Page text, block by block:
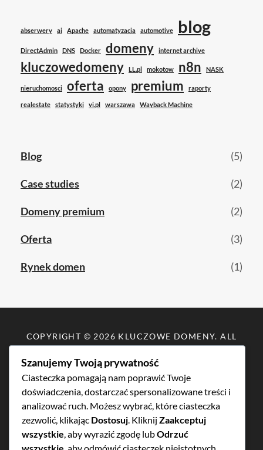
abserwery ai Apache automatyzacja automotive blog
DirectAdmin DNS Docker domeny internet archive
kluczowedomeny LL.pl mokotow n8n NASK
nieruchomosci oferta opony premium raporty
realestate statystyki vi.pl warszawa Wayback Machine
Blog (5)
Case studies (2)
Domeny premium (2)
Oferta (3)
Rynek domen (1)
COPYRIGHT © 2026 KLUCZOWE DOMENY. ALL
ABSERWERY.PL
SKUP DOMEN, WYCENA DOMEN,
DOMENY PREMIUM, BROKER
DOMEN, DOMENY DLA BIZNESU,
DOMENY DLA FIRM.
Szanujemy Twoją prywatność
Ciasteczka pomagają nam poprawić Twoje
doświadczenia, dostarczać spersonalizowane treści i
analizować ruch. Możesz wybrać, które ciasteczka
zezwolić, klikając Dostosuj . Kliknij Zaakceptuj
wszystkie , aby wyrazić zgodę lubOdrzuć
wszystkie , aby odmówić ciasteczek nieistotnych.